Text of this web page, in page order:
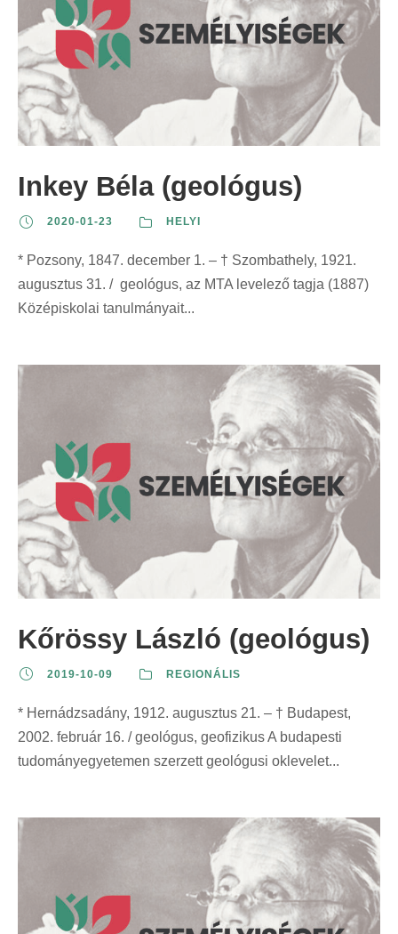
Inkey Béla (geológus)
2020-01-23 HELYI
* Pozsony, 1847. december 1. – † Szombathely, 1921.
augusztus 31. / geológus, az MTA levelező tagja (1887)
Középiskolai tanulmányait...
Kőrössy László (geológus)
2019-10-09 REGIONÁLIS
* Hernádzsadány, 1912. augusztus 21. – † Budapest,
2002. február 16. / geológus, geofizikus A budapesti
tudományegyetemen szerzett geológusi oklevelet...